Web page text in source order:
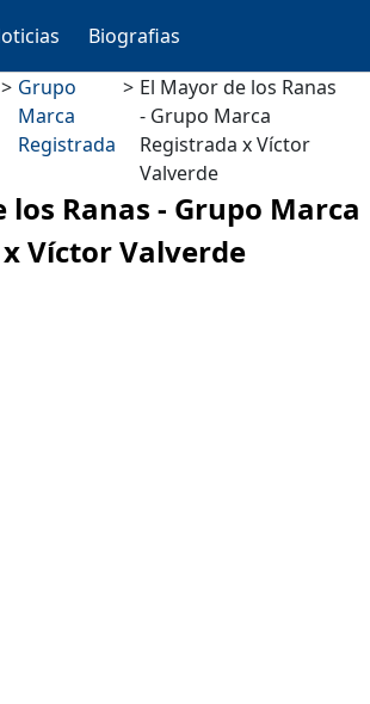
Biografias
Grupo
Marca
Registrada
El Mayor de los Ranas
- Grupo Marca
Registrada x Víctor
Valverde
los Ranas - Grupo Marca
Víctor Valverde